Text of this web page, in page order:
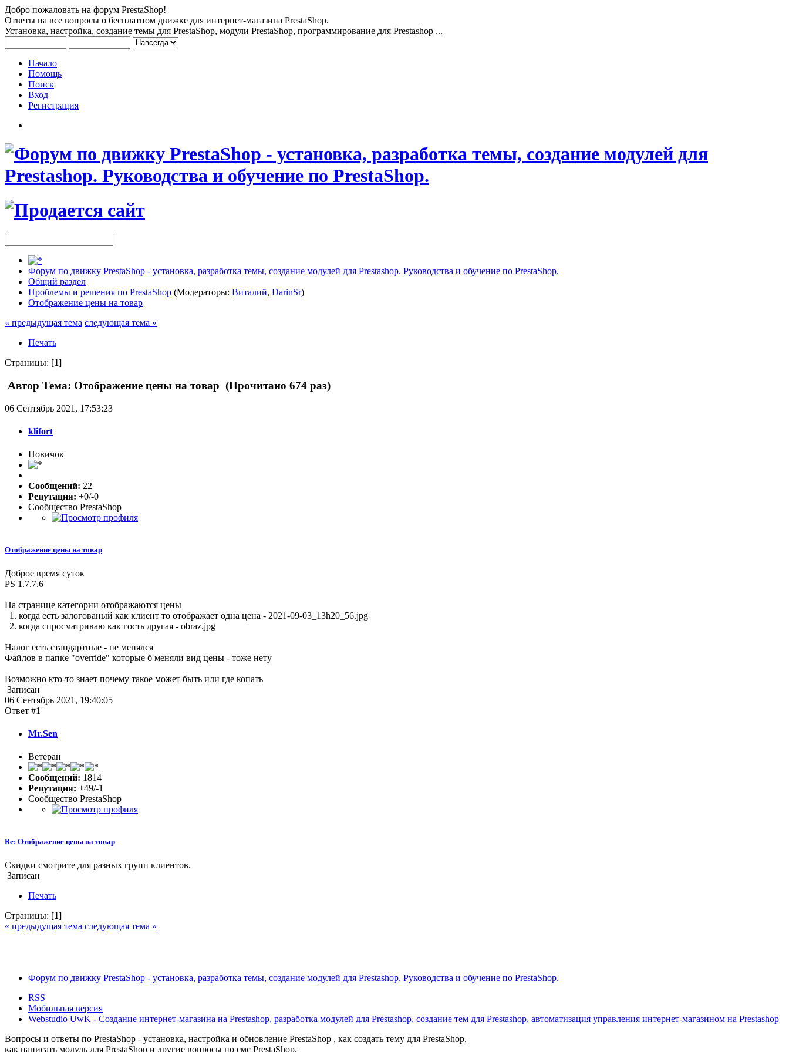
Добро пожаловать на форум PrestaShop!
Ответы на все вопросы о бесплатном движке для интернет-магазина PrestaShop.
Установка, настройка, создание темы для PrestaShop, модули PrestaShop, программирование для Prestashop ...
Начало
Помощь
Поиск
Вход
Регистрация
Форум по движку PrestaShop - установка, разработка темы, создание модулей для Prestashop. Руководства и обучение по PrestaShop.
Общий раздел
Проблемы и решения по PrestaShop (Модераторы: Виталий, DarinSr)
Отображение цены на товар
« предыдущая тема следующая тема »
Печать
Страницы: [1]
Автор Тема: Отображение цены на товар (Прочитано 674 раз)
06 Сентябрь 2021, 17:53:23
klifort
Новичок
Сообщений: 22
Репутация: +0/-0
Сообщество PrestaShop
Отображение цены на товар
Доброе время суток
PS 1.7.7.6
На странице категории отображаются цены
1. когда есть залогованый как клиент то отображает одна цена - 2021-09-03_13h20_56.jpg
2. когда спросматриваю как гость другая - obraz.jpg
Налог есть стандартные - не менялся
Файлов в папке "override" которые б меняли вид цены - тоже нету
Возможно кто-то знает почему такое может быть или где копать
Записан
06 Сентябрь 2021, 19:40:05
Ответ #1
Mr.Sen
Ветеран
Сообщений: 1814
Репутация: +49/-1
Сообщество PrestaShop
Re: Отображение цены на товар
Скидки смотрите для разных групп клиентов.
Записан
Печать
Страницы: [1]
« предыдущая тема следующая тема »
Форум по движку PrestaShop - установка, разработка темы, создание модулей для Prestashop. Руководства и обучение по PrestaShop.
RSS
Мобильная версия
Webstudio UwK - Создание интернет-магазина на Prestashop, разработка модулей для Prestashop, создание тем для Prestashop, автоматизация управления интернет-магазином на Prestashop
Вопросы и ответы по PrestaShop - установка, настройка и обновление PrestaShop , как создать тему для PrestaShop,
как написать модуль для PrestaShop и другие вопросы по смс PrestaShop.